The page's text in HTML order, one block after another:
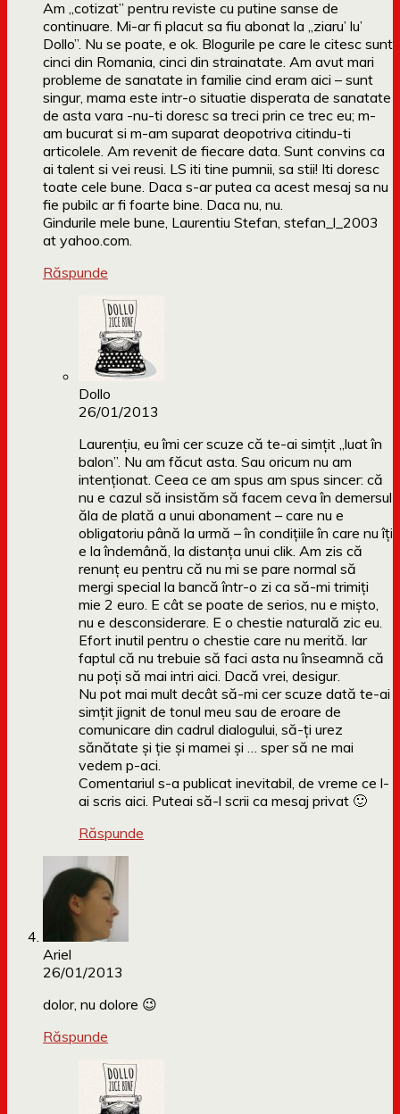
Am „cotizat” pentru reviste cu putine sanse de
continuare. Mi-ar fi placut sa fiu abonat la „ziaru’ lu’
Dollo”. Nu se poate, e ok. Blogurile pe care le citesc sunt
cinci din Romania, cinci din strainatate. Am avut mari
probleme de sanatate in familie cind eram aici – sunt
singur, mama este intr-o situatie disperata de sanatate
de asta vara -nu-ti doresc sa treci prin ce trec eu; m-
am bucurat si m-am suparat deopotriva citindu-ti
articolele. Am revenit de fiecare data. Sunt convins ca
ai talent si vei reusi. LS iti tine pumnii, sa stii! Iti doresc
toate cele bune. Daca s-ar putea ca acest mesaj sa nu
fie pubilc ar fi foarte bine. Daca nu, nu.
Gindurile mele bune, Laurentiu Stefan, stefan_l_2003
at yahoo.com.
Răspunde
Dollo
26/01/2013
Laurențiu, eu îmi cer scuze că te-ai simțit „luat în
balon”. Nu am făcut asta. Sau oricum nu am
intenționat. Ceea ce am spus am spus sincer: că
nu e cazul să insistăm să facem ceva în demersul
ăla de plată a unui abonament – care nu e
obligatoriu până la urmă – în condițiile în care nu îți
e la îndemână, la distanța unui clik. Am zis că
renunț eu pentru că nu mi se pare normal să
mergi special la bancă într-o zi ca să-mi trimiți
mie 2 euro. E cât se poate de serios, nu e mișto,
nu e desconsiderare. E o chestie naturală zic eu.
Efort inutil pentru o chestie care nu merită. Iar
faptul că nu trebuie să faci asta nu înseamnă că
nu poți să mai intri aici. Dacă vrei, desigur.
Nu pot mai mult decât să-mi cer scuze dată te-ai
simțit jignit de tonul meu sau de eroare de
comunicare din cadrul dialogului, să-ți urez
sănătate și ție și mamei și … sper să ne mai
vedem p-aci.
Comentariul s-a publicat inevitabil, de vreme ce l-
ai scris aici. Puteai să-l scrii ca mesaj privat 🙂
Răspunde
Ariel
26/01/2013
dolor, nu dolore 😉
Răspunde